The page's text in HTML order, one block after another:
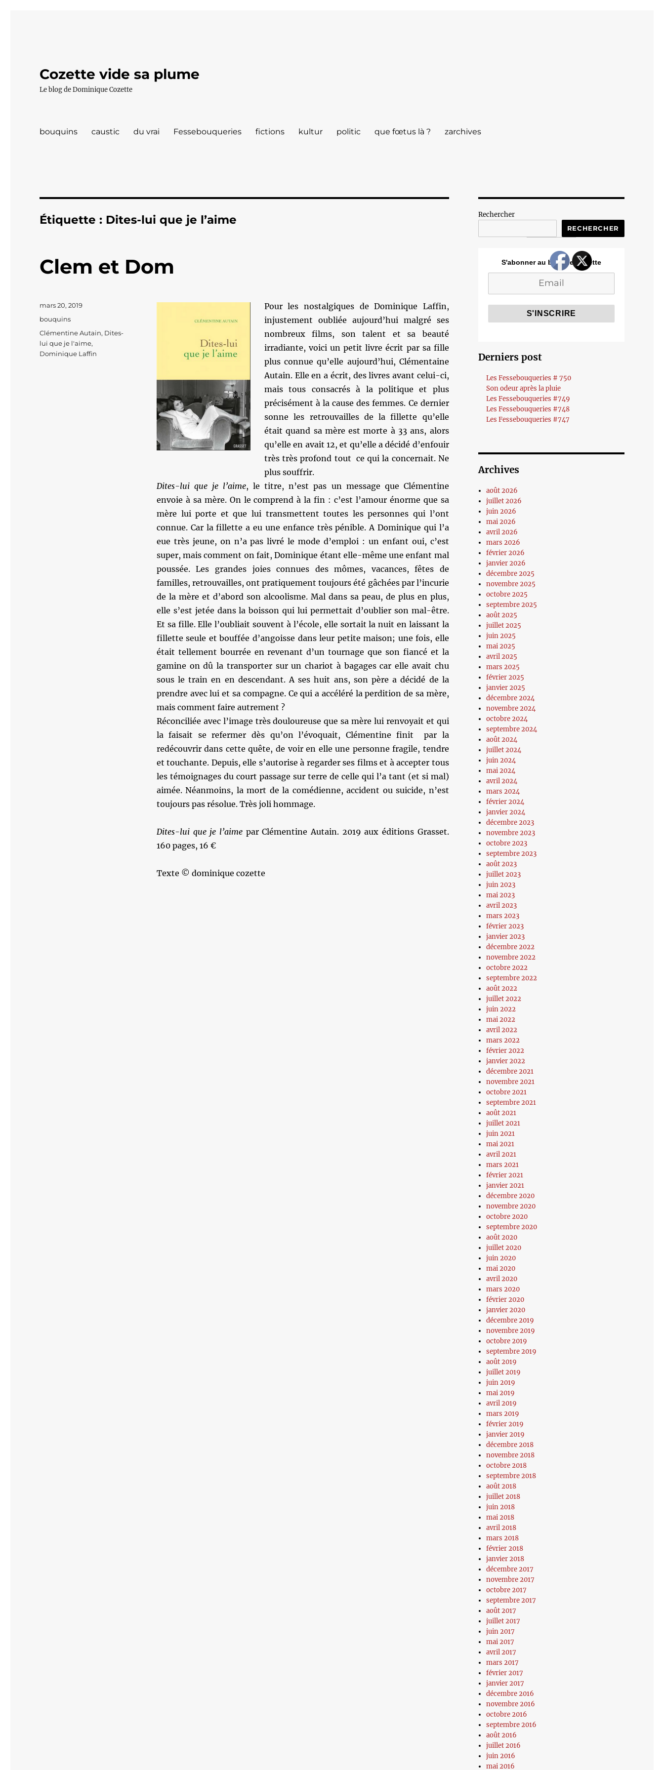
Cozette vide sa plume
Le blog de Dominique Cozette
bouquins caustic du vrai Fessebouqueries fictions kultur politic que fœtus là ? zarchives
Étiquette : Dites-lui que je l’aime
Clem et Dom
Pour les nostalgiques de Dominique Laffin,
injustement oubliée aujourd’hui malgré ses
nombreux films, son talent et sa beauté
irradiante, voici un petit livre écrit par sa fille
plus connue qu’elle aujourd’hui, Clémentaine
Autain. Elle en a écrit, des livres avant celui-ci,
mais tous consacrés à la politique et plus
précisément à la cause des femmes. Ce dernier
sonne les retrouvailles de la fillette qu’elle
était quand sa mère est morte à 33 ans, alors
qu’elle en avait 12, et qu’elle a décidé d’enfouir
très très profond tout ce qui la concernait. Ne
plus souffrir.
Dites-lui que je l’aime, le titre, n’est pas un message que Clémentine
envoie à sa mère. On le comprend à la fin : c’est l’amour énorme que sa
mère lui porte et que lui transmettent toutes les personnes qui l’ont
connue. Car la fillette a eu une enfance très pénible. A Dominique qui l’a
eue très jeune, on n’a pas livré le mode d’emploi : un enfant oui, c’est
super, mais comment on fait, Dominique étant elle-même une enfant mal
poussée. Les grandes joies connues des mômes, vacances, fêtes de
familles, retrouvailles, ont pratiquement toujours été gâchées par l’incurie
de la mère et d’abord son alcoolisme. Mal dans sa peau, de plus en plus,
elle s’est jetée dans la boisson qui lui permettait d’oublier son mal-être.
Et sa fille. Elle l’oubliait souvent à l’école, elle sortait la nuit en laissant la
fillette seule et bouffée d’angoisse dans leur petite maison; une fois, elle
était tellement bourrée en revenant d’un tournage que son fiancé et la
gamine on dû la transporter sur un chariot à bagages car elle avait chu
sous le train en en descendant. A ses huit ans, son père a décidé de la
prendre avec lui et sa compagne. Ce qui a accéléré la perdition de sa mère,
mais comment faire autrement ?
Réconciliée avec l’image très douloureuse que sa mère lui renvoyait et qui
la faisait se refermer dès qu’on l’évoquait, Clémentine finit par la
redécouvrir dans cette quête, de voir en elle une personne fragile, tendre
et touchante. Depuis, elle s’autorise à regarder ses films et à accepter tous
les témoignages du court passage sur terre de celle qui l’a tant (et si mal)
aimée. Néanmoins, la mort de la comédienne, accident ou suicide, n’est
toujours pas résolue. Très joli hommage.
Dites-lui que je l’aimepar Clémentine Autain. 2019 aux éditions Grasset.
160 pages, 16 €
Texte © dominique cozette
Publié
le
mars 20, 2019
Catégories
bouquins
Étiquettes
Clémentine Autain, Dites-
lui que je l'aime,
Dominique Laffin
Rechercher
RECHERCHER
S'abonner au blog de Cozette
Derniers post
Les Fessebouqueries # 750
Son odeur après la pluie
Les Fessebouqueries #749
Les Fessebouqueries #748
Les Fessebouqueries #747
Archives
août 2026
juillet 2026
juin 2026
mai 2026
avril 2026
mars 2026
février 2026
janvier 2026
décembre 2025
novembre 2025
octobre 2025
septembre 2025
août 2025
juillet 2025
juin 2025
mai 2025
avril 2025
mars 2025
février 2025
janvier 2025
décembre 2024
novembre 2024
octobre 2024
septembre 2024
août 2024
juillet 2024
juin 2024
mai 2024
avril 2024
mars 2024
février 2024
janvier 2024
décembre 2023
novembre 2023
octobre 2023
septembre 2023
août 2023
juillet 2023
juin 2023
mai 2023
avril 2023
mars 2023
février 2023
janvier 2023
décembre 2022
novembre 2022
octobre 2022
septembre 2022
août 2022
juillet 2022
juin 2022
mai 2022
avril 2022
mars 2022
février 2022
janvier 2022
décembre 2021
novembre 2021
octobre 2021
septembre 2021
août 2021
juillet 2021
juin 2021
mai 2021
avril 2021
mars 2021
février 2021
janvier 2021
décembre 2020
novembre 2020
octobre 2020
septembre 2020
août 2020
juillet 2020
juin 2020
mai 2020
avril 2020
mars 2020
février 2020
janvier 2020
décembre 2019
novembre 2019
octobre 2019
septembre 2019
août 2019
juillet 2019
juin 2019
mai 2019
avril 2019
mars 2019
février 2019
janvier 2019
décembre 2018
novembre 2018
octobre 2018
septembre 2018
août 2018
juillet 2018
juin 2018
mai 2018
avril 2018
mars 2018
février 2018
janvier 2018
décembre 2017
novembre 2017
octobre 2017
septembre 2017
août 2017
juillet 2017
juin 2017
mai 2017
avril 2017
mars 2017
février 2017
janvier 2017
décembre 2016
novembre 2016
octobre 2016
septembre 2016
août 2016
juillet 2016
juin 2016
mai 2016